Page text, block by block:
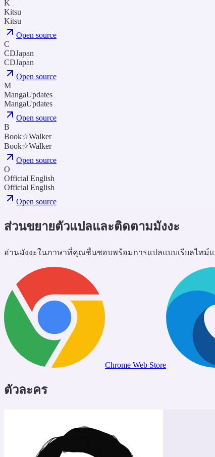
K
Kitsu
Kitsu
Open source
C
CDJapan
CDJapan
Open source
M
MangaUpdates
MangaUpdates
Open source
B
Book☆Walker
Book☆Walker
Open source
O
Official English
Official English
Open source
ส่วนขยายตัวแปลและติดตามมังงะ
อ่านมังงะในภาษาที่คุณชื่นชอบพร้อมการแปลแบบเรียลไท
Chrome Web Store
ตัวละคร